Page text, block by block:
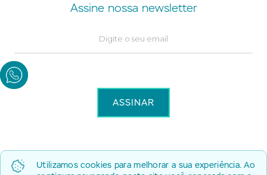
Utilizamos cookies para melhorar a sua experiência. Ao
Assine nossa newsletter